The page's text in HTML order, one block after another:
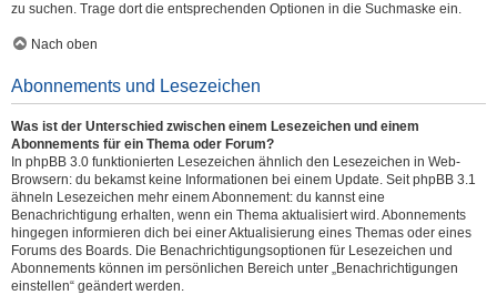
zu suchen. Trage dort die entsprechenden Optionen in die Suchmaske ein.
Nach oben
Abonnements und Lesezeichen
Was ist der Unterschied zwischen einem Lesezeichen und einem
Abonnements für ein Thema oder Forum?
In phpBB 3.0 funktionierten Lesezeichen ähnlich den Lesezeichen in Web-
Browsern: du bekamst keine Informationen bei einem Update. Seit phpBB 3.1
ähneln Lesezeichen mehr einem Abonnement: du kannst eine
Benachrichtigung erhalten, wenn ein Thema aktualisiert wird. Abonnements
hingegen informieren dich bei einer Aktualisierung eines Themas oder eines
Forums des Boards. Die Benachrichtigungsoptionen für Lesezeichen und
Abonnements können im persönlichen Bereich unter „Benachrichtigungen
einstellen“ geändert werden.